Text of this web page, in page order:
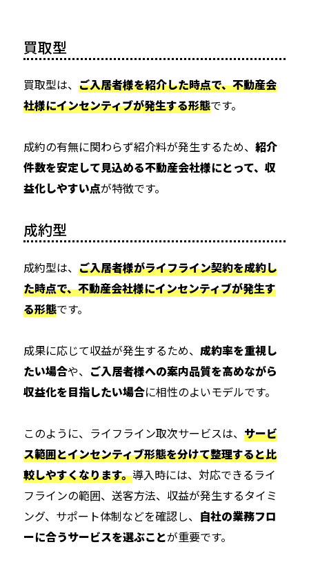
買取型
買取型は、 ご入居者様を紹介した時点で、不動産会
社様にインセンティブが発生する形態です。
成約の有無に関わらず紹介料が発生するため、 紹介
件数を安定して見込める不動産会社様にとって、収
益化しやすい点が特徴です。
成約型
成約型は、 ご入居者様がライフライン契約を成約し
た時点で、不動産会社様にインセンティブが発生す
る形態です。
成果に応じて収益が発生するため、 成約率を重視し
たい場合や、 ご入居者様への案内品質を高めながら
収益化を目指したい場合に相性のよいモデルです。
このように、ライフライン取次サービスは、 サービ
ス範囲とインセンティブ形態を分けて整理すると比
較しやすくなります。導入時には、対応できるライ
フラインの範囲、送客方法、収益が発生するタイミ
ング、サポート体制などを確認し、 自社の業務フロ
ーに合うサービスを選ぶことが重要です。